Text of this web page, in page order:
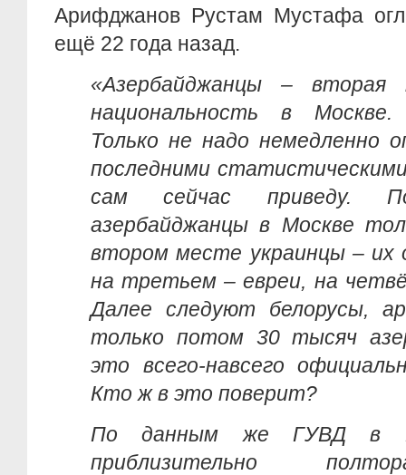
Арифджанов Рустам Мустафа
ещё 22 года назад.
«Азербайджанцы – вторая
национальность в Москве.
Только не надо немедленно
последними
сам сейчас приведу.
азербайджанцы в Москве
втором месте украинцы – их
на третьем – евреи, на
Далее следуют белорусы,
только потом 30 тысяч
это всего-навсего
Кто ж в это поверит?
По данным же ГУВД в
приблизительно